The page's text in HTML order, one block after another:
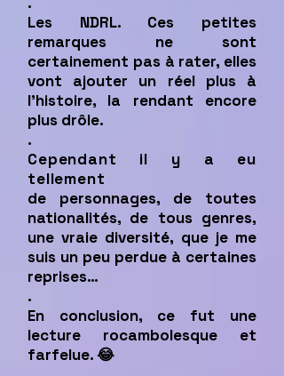
Les NDRL. Ces petites
remarques ne sont
certainement pas à rater, elles
vont ajouter un réel plus à
l’histoire, la rendant encore
plus drôle.
.
Cependant il y a eu
tellement
de personnages, de toutes
nationalités, de tous genres,
une vraie diversité, que je me
suis un peu perdue à certaines
reprises…
.
En conclusion, ce fut une
lecture rocambolesque et
farfelue. 😂